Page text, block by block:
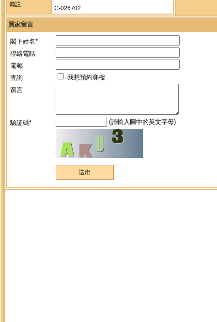
備註
C-026702
買家留言
閣下姓名*
聯絡電話
電郵
查詢
我想預約睇樓
留言
驗証碼* (請輸入圖中的英文字母)